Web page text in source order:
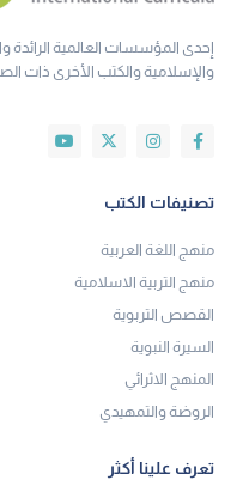
إحدى المؤسسات العالمية الرائدة
والإسلامية والكتب الأخرى ذات
تصنيفات الكتب
منهج اللغة العربية
منهج التربية الاسلامية
القصص التربوية
السيرة النبوية
المنهج الاثرائي
الروضة والتمهيدي
تعرف علينا أكثر